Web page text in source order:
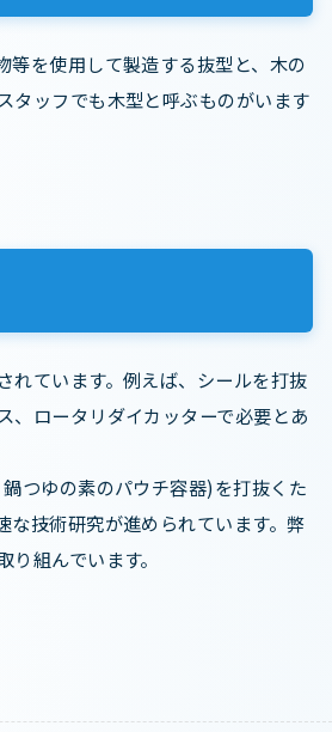
等を使用して製造する抜型と、木の
タッフでも木型と呼ぶものがいます
れています。例えば、シールを打抜
、ロータリダイカッターで必要とあ
つゆの素のパウチ容器)を打抜くた
技術研究が進められています。弊
組んでいます。